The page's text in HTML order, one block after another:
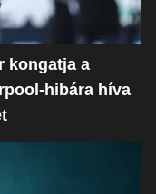
kongatja a
hibára híva